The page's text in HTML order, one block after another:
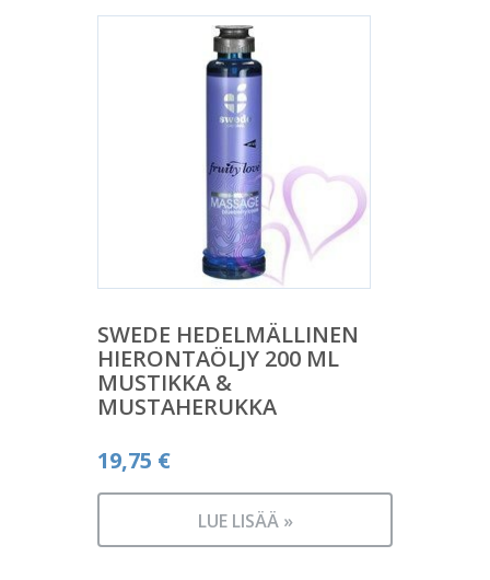
SWEDE HEDELMÄLLINEN
HIERONTAÖLJY 200 ML
MUSTIKKA &
MUSTAHERUKKA
19,75 €
LUE LISÄÄ »